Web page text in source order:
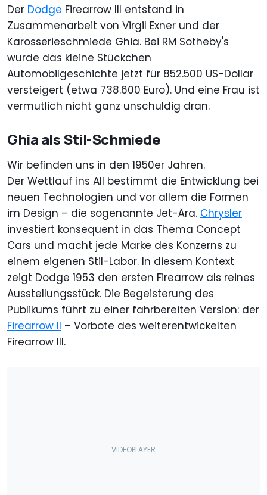
Der Dodge Firearrow III entstand in
Zusammenarbeit von Virgil Exner und der
Karosserieschmiede Ghia. Bei RM Sotheby's
wurde das kleine Stückchen
Automobilgeschichte jetzt für 852.500 US-Dollar
versteigert (etwa 738.600 Euro). Und eine Frau ist
vermutlich nicht ganz unschuldig dran.
Ghia als Stil-Schmiede
Wir befinden uns in den 1950er Jahren.
Der Wettlauf ins All bestimmt die Entwicklung bei
neuen Technologien und vor allem die Formen
im Design – die sogenannte Jet-Ära. Chrysler
investiert konsequent in das Thema Concept
Cars und macht jede Marke des Konzerns zu
einem eigenen Stil-Labor. In diesem Kontext
zeigt Dodge 1953 den ersten Firearrow als reines
Ausstellungsstück. Die Begeisterung des
Publikums führt zu einer fahrbereiten Version: der
Firearrow II – Vorbote des weiterentwickelten
Firearrow III.